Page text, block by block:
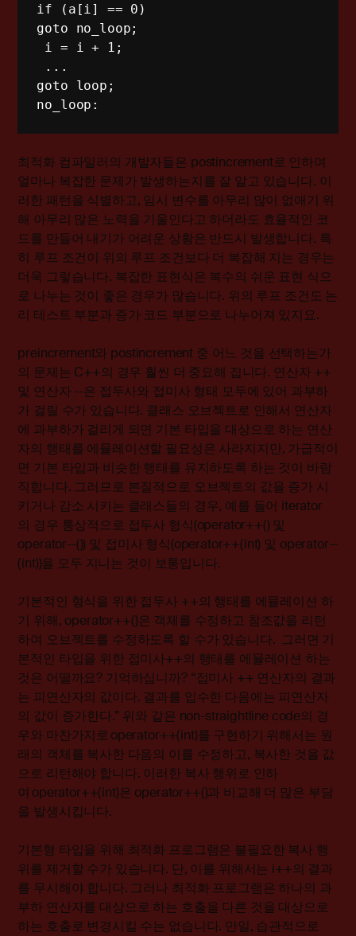
if (a[i] == 0)
goto no_loop;
i = i + 1;
...
goto loop;
no_loop:
최적화 컴파일러의 개발자들은 postincrement로 인하여
얼마나 복잡한 문제가 발생하는지를 잘 알고 있습니다. 이
러한 패턴을 식별하고, 임시 변수를 아무리 많이 없애기 위
해 아무리 많은 노력을 기울인다고 하더라도 효율적인 코
드를 만들어 내기가 어려운 상황은 반드시 발생합니다. 특
히 루프 조건이 위의 루프 조건보다 더 복잡해 지는 경우는
더욱 그렇습니다. 복잡한 표현식은 복수의 쉬운 표현 식으
로 나누는 것이 좋은 경우가 많습니다. 위의 루프 조건도 논
리 테스트 부분과 증가 코드 부분으로 나누어져 있지요.
preincrement와 postincrement 중 어느 것을 선택하는가
의 문제는 C++의 경우 훨씬 더 중요해 집니다. 연산자 ++
및 연산자 --은 접두사와 접미사 형태 모두에 있어 과부하
가 걸릴 수가 있습니다. 클래스 오브젝트로 인해서 연산자
에 과부하가 걸리게 되면 기본 타입을 대상으로 하는 연산
자의 행태를 에뮬레이션할 필요성은 사라지지만, 가급적이
면 기본 타입과 비슷한 행태를 유지하도록 하는 것이 바람
직합니다. 그러므로 본질적으로 오브젝트의 값을 증가 시
키거나 감소 시키는 클래스들의 경우, 예를 들어 iterator
의 경우 통상적으로 접두사 형식(operator++() 및
operator--()) 및 접미사 형식(operator++(int) 및 operator--
(int))을 모두 지니는 것이 보통입니다.
기본적인 형식을 위한 접두사 ++의 행태를 에뮬레이션 하
기 위해, operator++()은 객체를 수정하고 참조값을 리턴
하여 오브젝트를 수정하도록 할 수가 있습니다. 그러면 기
본적인 타입을 위한 접미사++의 행태를 에뮬레이션 하는
것은 어떨까요? 기억하십니까? “접미사 ++ 연산자의 결과
는 피연산자의 값이다. 결과를 입수한 다음에는 피연산자
의 값이 증가한다.” 위와 같은 non-straightline code의 경
우와 마찬가지로 operator++(int)를 구현하기 위해서는 원
래의 객체를 복사한 다음의 이를 수정하고, 복사한 것을 값
으로 리턴해야 합니다. 이러한 복사 행위로 인하
여 operator++(int)은 operator++()과 비교해 더 많은 부담
을 발생시킵니다.
기본형 타입을 위해 최적화 프로그램은 불필요한 복사 행
위를 제거할 수가 있습니다. 단, 이를 위해서는 i++의 결과
를 무시해야 합니다. 그러나 최적화 프로그램은 하나의 과
부하 연산자를 대상으로 하는 호출을 다른 것을 대상으로
하는 호출로 변경시킬 수는 없습니다. 만일, 습관적으로